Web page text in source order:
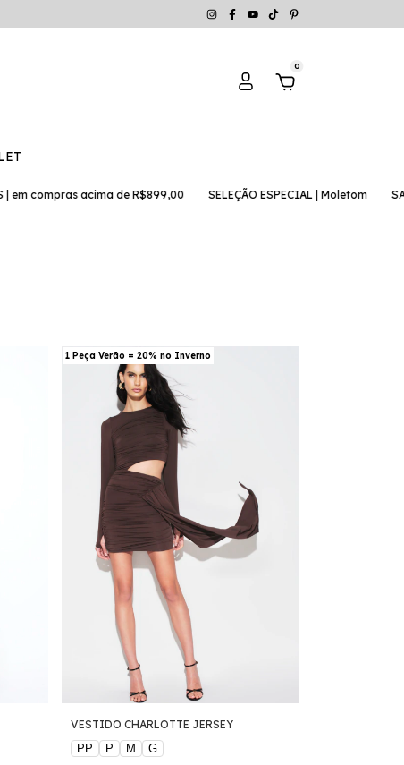
0
acima de R$899,00 SELEÇÃO ESPECIAL | Moletom SALE |
1 Peça Verão = 20% no Inverno
VESTIDO CHARLOTTE JERSEY
PP
P M G